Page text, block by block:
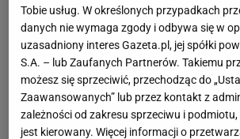
Tobie usług. W określonych przypadkach
danych nie wymaga zgody i odbywa się w
uzasadniony interes Gazeta.pl, jej spółki
S.A. – lub Zaufanych Partnerów. Takiemu
możesz się sprzeciwić, przechodząc do
Zaawansowanych” lub przez kontakt z
zależności od zakresu sprzeciwu i
jest kierowany. Więcej informacji o